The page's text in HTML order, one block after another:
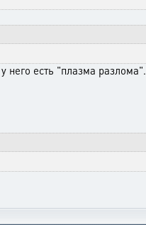
него есть "плазма разлома".